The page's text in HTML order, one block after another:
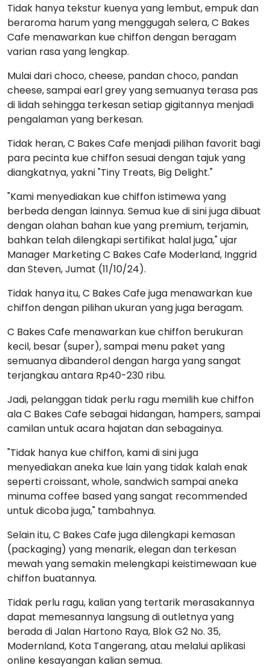
Tidak hanya tekstur kuenya yang lembut, empuk dan
beraroma harum yang menggugah selera, C Bakes
Cafe menawarkan kue chiffon dengan beragam
varian rasa yang lengkap.
Mulai dari choco, cheese, pandan choco, pandan
cheese, sampai earl grey yang semuanya terasa pas
di lidah sehingga terkesan setiap gigitannya menjadi
pengalaman yang berkesan.
Tidak heran, C Bakes Cafe menjadi pilihan favorit bagi
para pecinta kue chiffon sesuai dengan tajuk yang
diangkatnya, yakni "Tiny Treats, Big Delight."
"Kami menyediakan kue chiffon istimewa yang
berbeda dengan lainnya. Semua kue di sini juga dibuat
dengan olahan bahan kue yang premium, terjamin,
bahkan telah dilengkapi sertifikat halal juga," ujar
Manager Marketing C Bakes Cafe Moderland, Inggrid
dan Steven, Jumat (11/10/24).
Tidak hanya itu, C Bakes Cafe juga menawarkan kue
chiffon dengan pilihan ukuran yang juga beragam.
C Bakes Cafe menawarkan kue chiffon berukuran
kecil, besar (super), sampai menu paket yang
semuanya dibanderol dengan harga yang sangat
terjangkau antara Rp40-230 ribu.
Jadi, pelanggan tidak perlu ragu memilih kue chiffon
ala C Bakes Cafe sebagai hidangan, hampers, sampai
camilan untuk acara hajatan dan sebagainya.
"Tidak hanya kue chiffon, kami di sini juga
menyediakan aneka kue lain yang tidak kalah enak
seperti croissant, whole, sandwich sampai aneka
minuma coffee based yang sangat recommended
untuk dicoba juga," tambahnya.
Selain itu, C Bakes Cafe juga dilengkapi kemasan
(packaging) yang menarik, elegan dan terkesan
mewah yang semakin melengkapi keistimewaan kue
chiffon buatannya.
Tidak perlu ragu, kalian yang tertarik merasakannya
dapat memesannya langsung di outletnya yang
berada di Jalan Hartono Raya, Blok G2 No. 35,
Modernland, Kota Tangerang, atau melalui aplikasi
online kesayangan kalian semua.